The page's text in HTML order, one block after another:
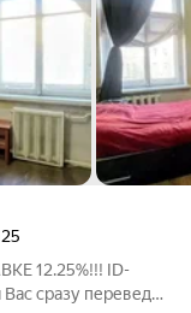
12.25%!!! ID-
сразу переведут